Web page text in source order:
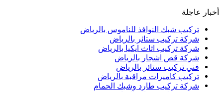
أخبار عاجلة
تركيب شبك النوافذ للناموس بالرياض
شركة تركيب ستائر بالرياض
شركة تركيب اثاث ايكيا بالرياض
شركة قص اشجار بالرياض
فني تركيب ستائر بالرياض
تركيب كاميرات مراقبة بالرياض
شركة تركيب طارد وشبك الحمام